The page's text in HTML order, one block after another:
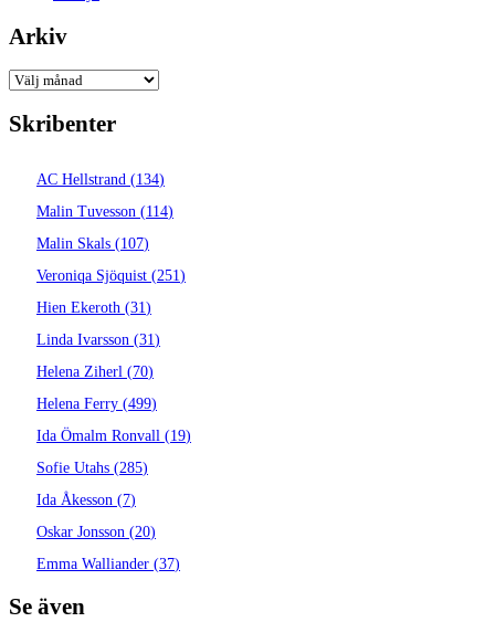
Arkiv
Arkiv
Skribenter
AC Hellstrand (134)
Malin Tuvesson (114)
Malin Skals (107)
Veroniqa Sjöquist (251)
Hien Ekeroth (31)
Linda Ivarsson (31)
Helena Ziherl (70)
Helena Ferry (499)
Ida Ömalm Ronvall (19)
Sofie Utahs (285)
Ida Åkesson (7)
Oskar Jonsson (20)
Emma Walliander (37)
Se även